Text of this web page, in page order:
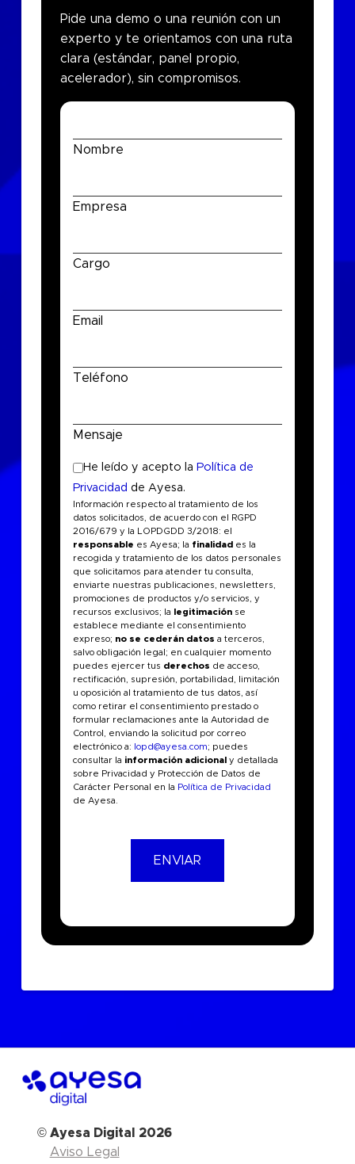
Pide una demo o una reunión con un
experto y te orientamos con una ruta
clara (estándar, panel propio,
acelerador), sin compromisos.
Nombre
Empresa
Cargo
Email
Teléfono
Mensaje
He leído y acepto la Política de
Privacidad de Ayesa.
Información respecto al tratamiento de los
datos solicitados, de acuerdo con el RGPD
2016/679 y la LOPDGDD 3/2018: el
responsable es Ayesa; la finalidad es la
recogida y tratamiento de los datos personales
que solicitamos para atender tu consulta,
enviarte nuestras publicaciones, newsletters,
promociones de productos y/o servicios, y
recursos exclusivos; la
legitimaciónse
establece mediante el consentimiento
expreso; no se cederán datos a terceros,
salvo obligación legal; en cualquier momento
puedes ejercer tus derechos de acceso,
rectificación, supresión, portabilidad, limitación
u oposición al tratamiento de tus datos, así
como retirar el consentimiento prestado o
formular reclamaciones ante la Autoridad de
Control, enviando la solicitud por correo
electrónico a:
lopd@ayesa.com; puedes
consultar la información adicional y detallada
sobre Privacidad y Protección de Datos de
Carácter Personal en la Política de Privacidad
de Ayesa.
© Ayesa Digital 2026
Aviso Legal